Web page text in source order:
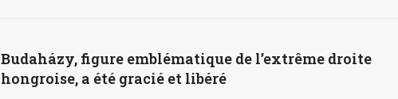
Budaházy, figure emblématique de l’extrême droite
hongroise, a été gracié et libéré